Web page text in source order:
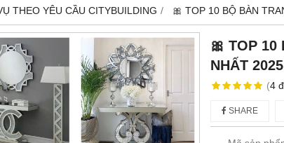
THEO YÊU CẦU CITYBUILDING 🎀 TOP 10 BỘ BÀN
🎀 TOP 10
NHẤT 2025
(4
SHARE